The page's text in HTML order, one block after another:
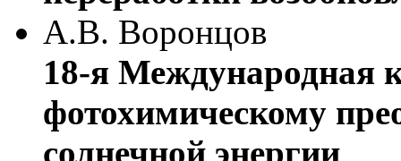
А.В. Воронцов
18-я Международная
фотохимическому
солнечной энергии